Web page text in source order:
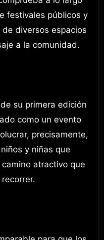
festivales públicos y
diversos espacios
a la comunidad.
su primera edición
como un evento
precisamente,
y niñas que
atractivo que